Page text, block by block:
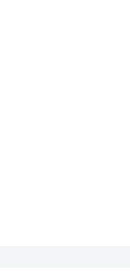
recht cremig im Rauch. Eine